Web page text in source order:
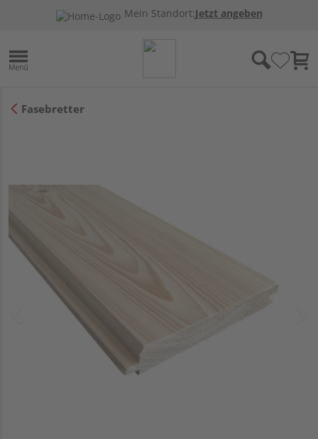
Mein Standort:Jetzt angeben
Fasebretter